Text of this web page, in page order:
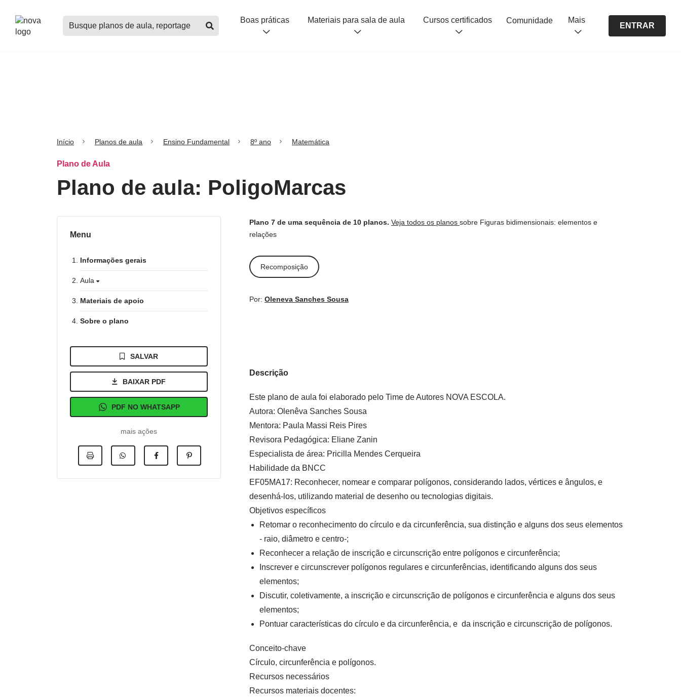
Buscar
planos
Boas práticas Materiais para sala de aula Cursos certificados Comunidade Mais
ENTRAR
Início Planos de aula Ensino Fundamental 8º ano Matemática
Plano de Aula
Plano de aula: PoligoMarcas
Menu
Informações gerais
Aula
Materiais de apoio
Sobre o plano
SALVAR
BAIXAR PDF
PDF NO WHATSAPP
mais ações
Plano 7 de uma sequência de 10 planos. Veja todos os planos sobre Figuras bidimensionais: elementos e
relações
Recomposição
Por: Oleneva Sanches Sousa
Descrição
Este plano de aula foi elaborado pelo Time de Autores NOVA ESCOLA.
Autora: Olenêva Sanches Sousa
Mentora: Paula Massi Reis Pires
Revisora Pedagógica: Eliane Zanin
Especialista de área: Pricilla Mendes Cerqueira
Habilidade da BNCC
EF05MA17: Reconhecer, nomear e comparar polígonos, considerando lados, vértices e ângulos, e
desenhá-los, utilizando material de desenho ou tecnologias digitais.
Objetivos específicos
Retomar o reconhecimento do círculo e da circunferência, sua distinção e alguns dos seus elementos
- raio, diâmetro e centro-;
Reconhecer a relação de inscrição e circunscrição entre polígonos e circunferência;
Inscrever e circunscrever polígonos regulares e circunferências, identificando alguns dos seus
elementos;
Discutir, coletivamente, a inscrição e circunscrição de polígonos e circunferência e alguns dos seus
elementos;
Pontuar características do círculo e da circunferência, e da inscrição e circunscrição de polígonos.
Conceito-chave
Círculo, circunferência e polígonos.
Recursos necessários
Recursos materiais docentes: